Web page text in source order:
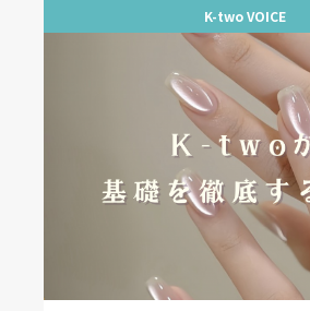
K-two VOICE